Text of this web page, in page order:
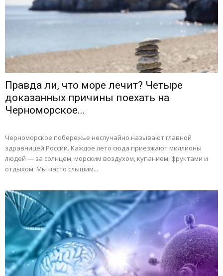
Правда ли, что море лечит? Четыре
доказанных причины поехать на
Черноморское...
Черноморское побережье неслучайно называют главной
здравницей России. Каждое лето сюда приезжают миллионы
людей — за солнцем, морским воздухом, купанием, фруктами и
отдыхом. Мы часто слышим...